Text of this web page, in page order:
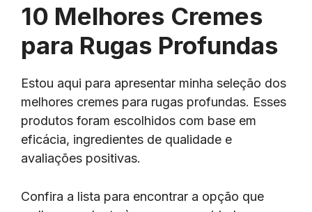
10 Melhores Cremes
para Rugas Profundas
Estou aqui para apresentar minha seleção dos
melhores cremes para rugas profundas. Esses
produtos foram escolhidos com base em
eficácia, ingredientes de qualidade e
avaliações positivas.
Confira a lista para encontrar a opção que